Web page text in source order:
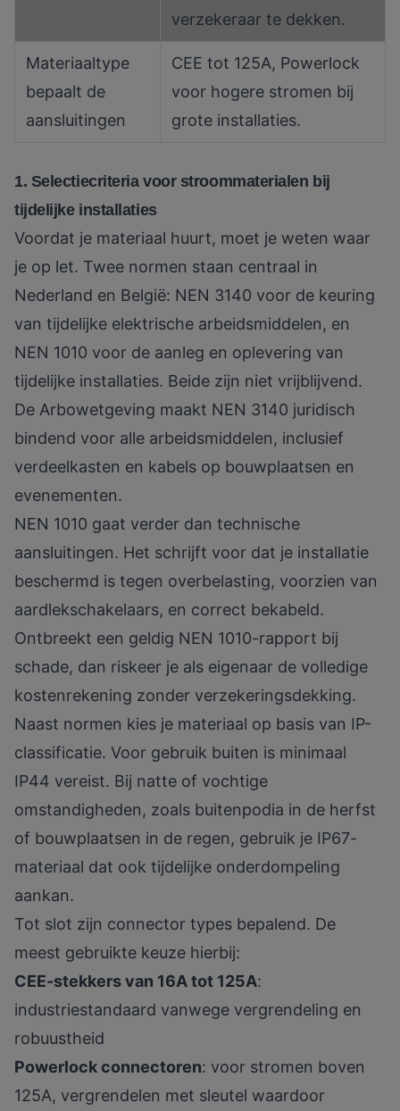
verzekeraar te dekken.
Materiaaltype
bepaalt de
aansluitingen
CEE tot 125A, Powerlock
voor hogere stromen bij
grote installaties.
1. Selectiecriteria voor stroommaterialen bij
tijdelijke installaties
Voordat je materiaal huurt, moet je weten waar
je op let. Twee normen staan centraal in
Nederland en België: NEN 3140 voor de keuring
van tijdelijke elektrische arbeidsmiddelen, en
NEN 1010 voor de aanleg en oplevering van
tijdelijke installaties. Beide zijn niet vrijblijvend.
De Arbowetgeving maakt NEN 3140 juridisch
bindend voor alle arbeidsmiddelen, inclusief
verdeelkasten en kabels op bouwplaatsen en
evenementen.
NEN 1010 gaat verder dan technische
aansluitingen. Het schrijft voor dat je installatie
beschermd is tegen overbelasting, voorzien van
aardlekschakelaars, en correct bekabeld.
Ontbreekt een geldig NEN 1010-rapport bij
schade, dan riskeer je als eigenaar de volledige
kostenrekening zonder verzekeringsdekking.
Naast normen kies je materiaal op basis van IP-
classificatie. Voor gebruik buiten is minimaal
IP44 vereist. Bij natte of vochtige
omstandigheden, zoals buitenpodia in de herfst
of bouwplaatsen in de regen, gebruik je IP67-
materiaal dat ook tijdelijke onderdompeling
aankan.
Tot slot zijn connector types bepalend. De
meest gebruikte keuze hierbij:
CEE-stekkers van 16A tot 125A:
industriestandaard vanwege vergrendeling en
robuustheid
Powerlock connectoren: voor stromen boven
125A, vergrendelen met sleutel waardoor